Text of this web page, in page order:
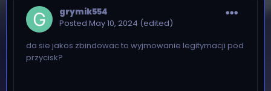
grymik554
Posted May 10, 2024 (edited)
da sie jakos zbindowac to wyjmowanie legitymacji pod
przycisk?